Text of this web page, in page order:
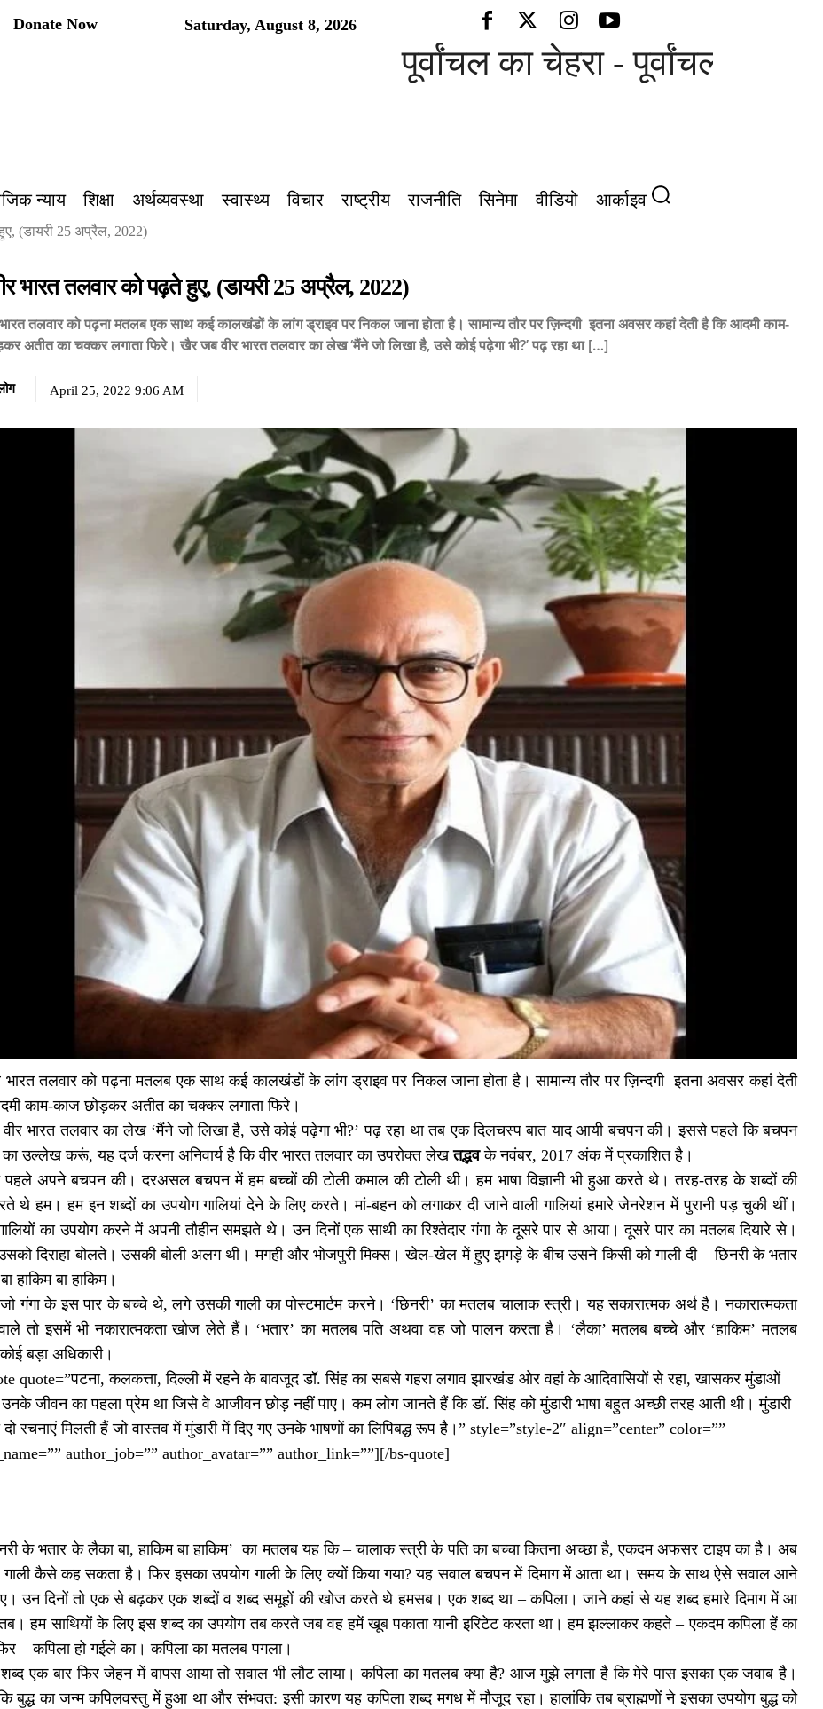
Saturday, August 8, 2026
Donate Now
पूर्वांचल का चेहरा - पूर्वांचल की आवाज़
न्याय शिक्षा अर्थव्यवस्था स्वास्थ्य विचार राष्ट्रीय राजनीति सिनेमा वीडियो आर्काइव
(डायरी 25 अप्रैल, 2022)
भारत तलवार को पढ़ते हुए, (डायरी 25 अप्रैल, 2022)
भारत तलवार को पढ़ना मतलब एक साथ कई कालखंडों के लांग ड्राइव पर निकल जाना होता है। सामान्य तौर पर ज़िन्दगी इतना अवसर कहां देती है कि आदमी काम-
अतीत का चक्कर लगाता फिरे। खैर जब वीर भारत तलवार का लेख ‘मैंने जो लिखा है, उसे कोई पढ़ेगा भी?’ पढ़ रहा था […]
April 25, 2022 9:06 AM
भारत तलवार को पढ़ना मतलब एक साथ कई कालखंडों के लांग ड्राइव पर निकल जाना होता है। सामान्य तौर पर ज़िन्दगी इतना अवसर कहां देती
काम-काज छोड़कर अतीत का चक्कर लगाता फिरे।
भारत तलवार का लेख ‘मैंने जो लिखा है, उसे कोई पढ़ेगा भी?’ पढ़ रहा था तब एक दिलचस्प बात याद आयी बचपन की। इससे पहले कि बचपन
का उल्लेख करूं, यह दर्ज करना अनिवार्य है कि वीर भारत तलवार का उपरोक्त लेखतद्भवके नवंबर, 2017 अंक में प्रकाशित है।
पहले अपने बचपन की। दरअसल बचपन में हम बच्चों की टोली कमाल की टोली थी। हम भाषा विज्ञानी भी हुआ करते थे। तरह-तरह के शब्दों की
थे हम। हम इन शब्दों का उपयोग गालियां देने के लिए करते। मां-बहन को लगाकर दी जाने वाली गालियां हमारे जेनरेशन में पुरानी पड़ चुकी थीं।
का उपयोग करने में अपनी तौहीन समझते थे। उन दिनों एक साथी का रिश्तेदार गंगा के दूसरे पार से आया। दूसरे पार का मतलब दियारे से।
दिराहा बोलते। उसकी बोली अलग थी। मगही और भोजपुरी मिक्स। खेल-खेल में हुए झगड़े के बीच उसने किसी को गाली दी – छिनरी के भतार
हाकिम बा हाकिम।
गंगा के इस पार के बच्चे थे, लगे उसकी गाली का पोस्टमार्टम करने। ‘छिनरी’ का मतलब चालाक स्त्री। यह सकारात्मक अर्थ है। नकारात्मकता
तो इसमें भी नकारात्मकता खोज लेते हैं। ‘भतार’ का मतलब पति अथवा वह जो पालन करता है। ‘लैका’ मतलब बच्चे और ‘हाकिम’ मतलब
बड़ा अधिकारी।
quote=”पटना, कलकत्ता, दिल्ली में रहने के बावजूद डॉ. सिंह का सबसे गहरा लगाव झारखंड ओर वहां के आदिवासियों से रहा, खासकर मुंडाओं
जीवन का पहला प्रेम था जिसे वे आजीवन छोड़ नहीं पाए। कम लोग जानते हैं कि डॉ. सिंह को मुंडारी भाषा बहुत अच्छी तरह आती थी। मुंडारी
रचनाएं मिलती हैं जो वास्तव में मुंडारी में दिए गए उनके भाषणों का लिपिबद्ध रूप है।” style=”style-2″ align=”center” color=””
author_job=”” author_avatar=”” author_link=””][/bs-quote]
के भतार के लैका बा, हाकिम बा हाकिम’ का मतलब यह कि – चालाक स्त्री के पति का बच्चा कितना अच्छा है, एकदम अफसर टाइप का है। अब
गाली कैसे कह सकता है। फिर इसका उपयोग गाली के लिए क्यों किया गया? यह सवाल बचपन में दिमाग में आता था। समय के साथ ऐसे सवाल आने
उन दिनों तो एक से बढ़कर एक शब्दों व शब्द समूहों की खोज करते थे हमसब। एक शब्द था – कपिला। जाने कहां से यह शब्द हमारे दिमाग में आ
हम साथियों के लिए इस शब्द का उपयोग तब करते जब वह हमें खूब पकाता यानी इरिटेट करता था। हम झल्लाकर कहते – एकदम कपिला हें का
– कपिला हो गईले का। कपिला का मतलब पगला।
एक बार फिर जेहन में वापस आया तो सवाल भी लौट लाया। कपिला का मतलब क्या है? आज मुझे लगता है कि मेरे पास इसका एक जवाब है।
बुद्ध का जन्म कपिलवस्तु में हुआ था और संभवत: इसी कारण यह कपिला शब्द मगध में मौजूद रहा। हालांकि तब ब्राह्मणों ने इसका उपयोग बुद्ध को